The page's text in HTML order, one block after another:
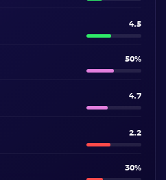
4.5
50%
4.7
2.2
30%